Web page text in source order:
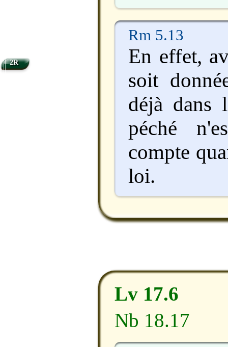
Rm 5.13
En effet,
soit
déjà dans
péché
compte
loi.
Lv 17.6
Nb 18.17
2R